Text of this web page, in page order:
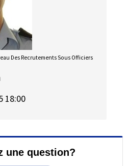
Des Recrutements Sous Officiers
18:00
une question?